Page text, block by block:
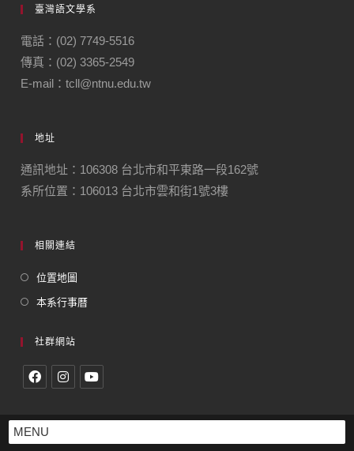
臺灣語文學系
電話：(02) 7749-5516
傳真：(02) 3365-2549
E-mail：tcll@ntnu.edu.tw
地址
通訊地址：106308 台北市和平東路一段162號
系所位置：106013 台北市雲和街1號3樓
相關連結
位置地圖
本系行事曆
社群網站
MENU